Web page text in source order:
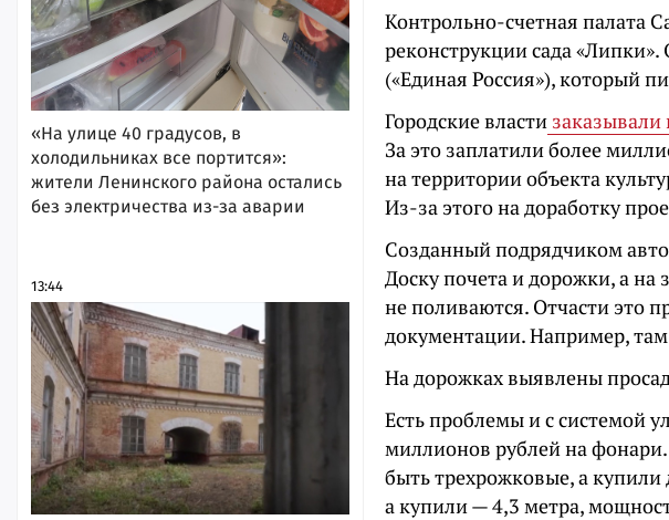
«На улице 40 градусов, в
холодильниках все портится»:
жители Ленинского района остались
без электричества из-за аварии
13:44
Контрольно-счетная палата
реконструкции сада
(«Единая Россия»), который
Городские власти
За это заплатили более
на территории объекта
Из-за этого на доработку
Созданный подрядчиком
Доску почета и дорожки, а на
не поливаются. Отчасти это
документации. Например,
На дорожках выявлены
Есть проблемы и с системой
миллионов рублей на
быть трехрожковые, а
а купили — 4,3 метра,